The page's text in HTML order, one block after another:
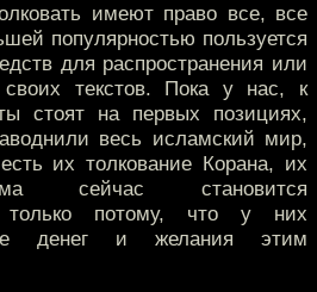
имеют право все, все
популярностью пользуется
для распространения или
своих текстов. Пока у нас, к
стоят на первых позициях,
весь исламский мир,
их толкование Корана, их
сейчас становится
потому, что у них
денег и желания этим